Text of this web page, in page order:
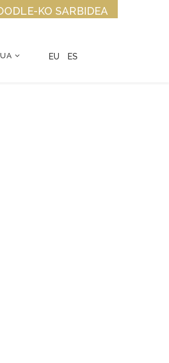
KO SARBIDEA
EU ES